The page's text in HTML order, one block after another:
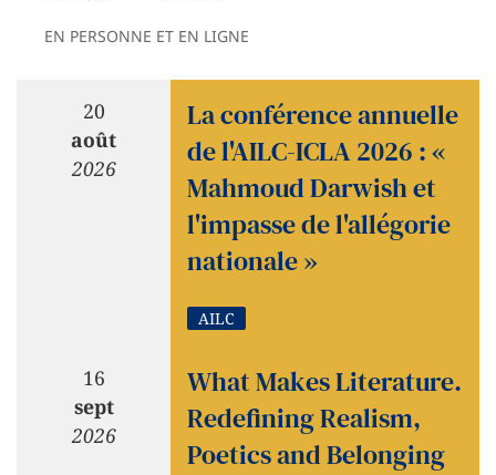
EN PERSONNE ET EN LIGNE
20
août
2026
La conférence annuelle
de l'AILC-ICLA 2026 : «
Mahmoud Darwish et
l'impasse de l'allégorie
nationale »
AILC
16
sept
2026
What Makes Literature.
Redefining Realism,
Poetics and Belonging